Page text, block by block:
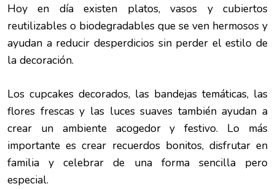
Hoy en día existen platos, vasos y cubiertos
reutilizables o biodegradables que se ven hermosos y
ayudan a reducir desperdicios sin perder el estilo de
la decoración.
Los cupcakes decorados, las bandejas temáticas, las
flores frescas y las luces suaves también ayudan a
crear un ambiente acogedor y festivo. Lo más
importante es crear recuerdos bonitos, disfrutar en
familia y celebrar de una forma sencilla pero
especial.